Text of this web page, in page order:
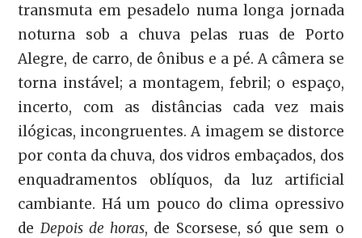
transmuta em pesadelo numa longa jornada
noturna sob a chuva pelas ruas de Porto
Alegre, de carro, de ônibus e a pé. A câmera se
torna instável; a montagem, febril; o espaço,
incerto, com as distâncias cada vez mais
ilógicas, incongruentes. A imagem se distorce
por conta da chuva, dos vidros embaçados, dos
enquadramentos oblíquos, da luz artificial
cambiante. Há um pouco do clima opressivo
de Depois de horas, de Scorsese, só que sem o